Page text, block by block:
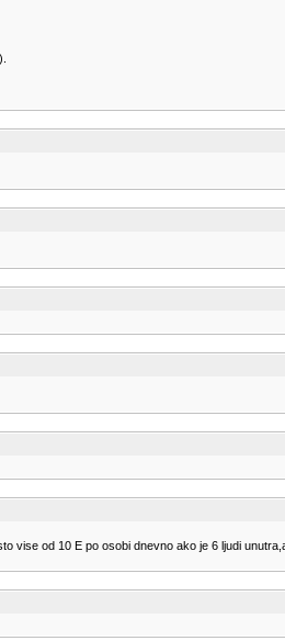
od 10 E po osobi dnevno ako je 6 ljudi